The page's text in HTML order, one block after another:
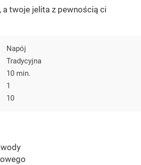
a twoje jelita z pewnością ci
Napój
Tradycyjna
10 min.
1
10